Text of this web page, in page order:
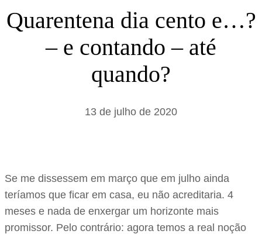
a
Quarentena dia cento e…?
– e contando – até
quando?
13 de julho de 2020
Se me dissessem em março que em julho ainda
teríamos que ficar em casa, eu não acreditaria. 4
meses e nada de enxergar um horizonte mais
promissor. Pelo contrário: agora temos a real noção